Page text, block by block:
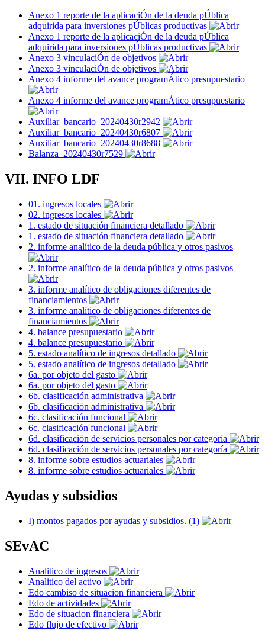
Anexo 1 reporte de la aplicaciÓn de la deuda pÚblica
adquirida para inversiones pÚblicas productivas
Anexo 1 reporte de la aplicaciÓn de la deuda pÚblica
adquirida para inversiones pÚblicas productivas
Anexo 3 vinculaciÓn de objetivos
Anexo 3 vinculaciÓn de objetivos
Anexo 4 informe del avance programÁtico presupuestario
Anexo 4 informe del avance programÁtico presupuestario
Auxiliar_bancario_20240430r2942
Auxiliar_bancario_20240430r6807
Auxiliar_bancario_20240430r8688
Balanza_20240430r7529
VII. INFO LDF
01. ingresos locales
02. ingresos locales
1. estado de situación financiera detallado
1. estado de situación financiera detallado
2. informe analítico de la deuda pública y otros pasivos
2. informe analítico de la deuda pública y otros pasivos
3. informe analítico de obligaciones diferentes de
financiamientos
3. informe analítico de obligaciones diferentes de
financiamientos
4. balance presupuestario
4. balance presupuestario
5. estado analítico de ingresos detallado
5. estado analítico de ingresos detallado
6a. por objeto del gasto
6a. por objeto del gasto
6b. clasificación administrativa
6b. clasificación administrativa
6c. clasificación funcional
6c. clasificación funcional
6d. clasificación de servicios personales por categoría
6d. clasificación de servicios personales por categoría
8. informe sobre estudios actuariales
8. informe sobre estudios actuariales
Ayudas y subsidios
I) montos pagados por ayudas y subsidios. (1)
SEvAC
Analitico de ingresos
Analitico del activo
Edo cambiso de situacion financiera
Edo de actividades
Edo de situacion financiera
Edo flujo de efectivo